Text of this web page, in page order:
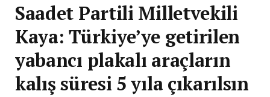
Saadet Partili Milletvekili
Kaya: Türkiye’ye getirilen
yabancı plakalı araçların
kalış süresi 5 yıla çıkarılsın